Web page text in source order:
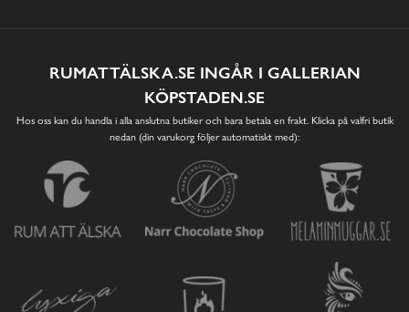
RUMATTÄLSKA.SE INGÅR I GALLERIAN
KÖPSTADEN.SE
Hos oss kan du handla i alla anslutna butiker och bara betala en frakt. Klicka på valfri butik
nedan (din varukorg följer automatiskt med):